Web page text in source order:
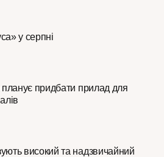
у серпні
планує придбати прилад для
високий та надзвичайний